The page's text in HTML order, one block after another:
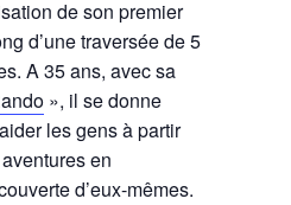
de son premier
d’une traversée de 5
A 35 ans, avec sa
», il se donne
les gens à partir
en
d’eux-mêmes.